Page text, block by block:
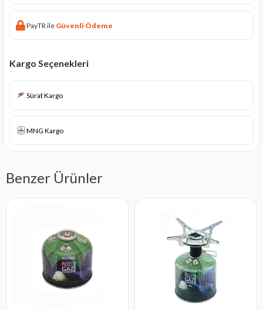
PayTR ile Güvenli Ödeme
Kargo Seçenekleri
Sürat Kargo
MNG Kargo
Benzer Ürünler